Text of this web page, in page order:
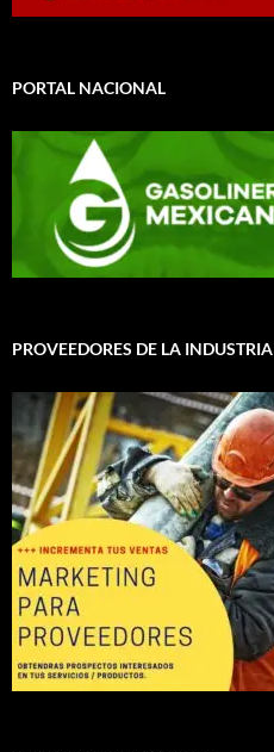
PORTAL NACIONAL
PROVEEDORES DE LA INDUSTRIA